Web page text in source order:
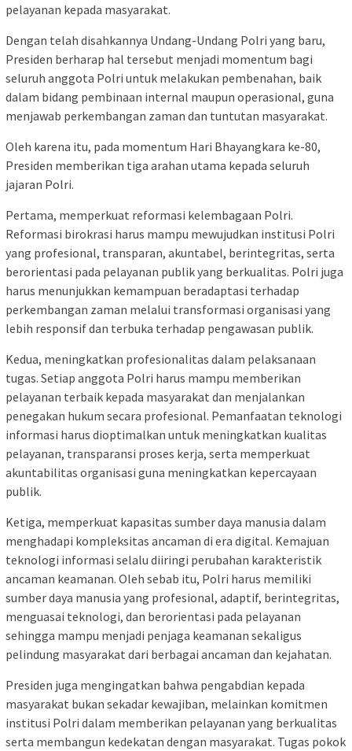
pelayanan kepada masyarakat.
Dengan telah disahkannya Undang-Undang Polri yang baru,
Presiden berharap hal tersebut menjadi momentum bagi
seluruh anggota Polri untuk melakukan pembenahan, baik
dalam bidang pembinaan internal maupun operasional, guna
menjawab perkembangan zaman dan tuntutan masyarakat.
Oleh karena itu, pada momentum Hari Bhayangkara ke-80,
Presiden memberikan tiga arahan utama kepada seluruh
jajaran Polri.
Pertama, memperkuat reformasi kelembagaan Polri.
Reformasi birokrasi harus mampu mewujudkan institusi Polri
yang profesional, transparan, akuntabel, berintegritas, serta
berorientasi pada pelayanan publik yang berkualitas. Polri juga
harus menunjukkan kemampuan beradaptasi terhadap
perkembangan zaman melalui transformasi organisasi yang
lebih responsif dan terbuka terhadap pengawasan publik.
Kedua, meningkatkan profesionalitas dalam pelaksanaan
tugas. Setiap anggota Polri harus mampu memberikan
pelayanan terbaik kepada masyarakat dan menjalankan
penegakan hukum secara profesional. Pemanfaatan teknologi
informasi harus dioptimalkan untuk meningkatkan kualitas
pelayanan, transparansi proses kerja, serta memperkuat
akuntabilitas organisasi guna meningkatkan kepercayaan
publik.
Ketiga, memperkuat kapasitas sumber daya manusia dalam
menghadapi kompleksitas ancaman di era digital. Kemajuan
teknologi informasi selalu diiringi perubahan karakteristik
ancaman keamanan. Oleh sebab itu, Polri harus memiliki
sumber daya manusia yang profesional, adaptif, berintegritas,
menguasai teknologi, dan berorientasi pada pelayanan
sehingga mampu menjadi penjaga keamanan sekaligus
pelindung masyarakat dari berbagai ancaman dan kejahatan.
Presiden juga mengingatkan bahwa pengabdian kepada
masyarakat bukan sekadar kewajiban, melainkan komitmen
institusi Polri dalam memberikan pelayanan yang berkualitas
serta membangun kedekatan dengan masyarakat. Tugas pokok